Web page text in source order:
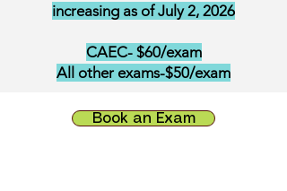
increasing as of July 2, 2026
CAEC- $60/exam
All other exams-$50/exam
Book an Exam